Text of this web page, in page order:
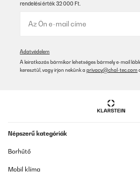
rendelési érték 32 000 Ft.
Adatvédelem
A leiratkozás bármikor lehetséges bármely e-mail
keresztül, vagy írjon nekünk a privacy@chal-tec.com
Népszerű kategóriák
Borhűtő
Mobil klíma